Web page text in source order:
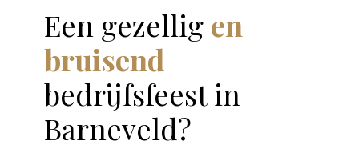
Een gezellig en
bruisend
bedrijfsfeest in
Barneveld?